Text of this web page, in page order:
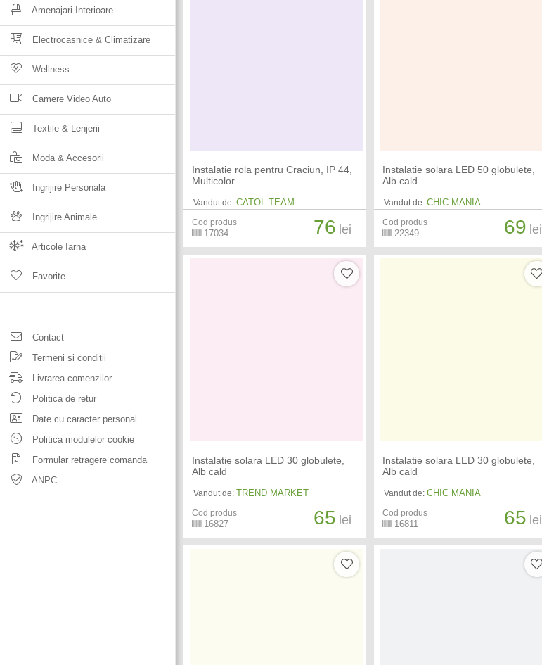
Amenajari Interioare
Electrocasnice & Climatizare
Wellness
Camere Video Auto
Textile & Lenjerii
Moda & Accesorii
Ingrijire Personala
Ingrijire Animale
Articole Iarna
Favorite
Contact
Termeni si conditii
Livrarea comenzilor
Politica de retur
Date cu caracter personal
Politica modulelor cookie
Formular retragere comanda
ANPC
Instalatie rola pentru Craciun, IP 44,
Multicolor
Vandut de: CATOL TEAM
Cod produs
17034 76 lei
Instalatie solara LED 50 globulete,
Alb cald
Vandut de: CHIC MANIA
Cod produs
22349 69 lei
Instalatie solara LED 30 globulete,
Alb cald
Vandut de: TREND MARKET
Cod produs
16827 65 lei
Instalatie solara LED 30 globulete,
Alb cald
Vandut de: CHIC MANIA
Cod produs
16811 65 lei